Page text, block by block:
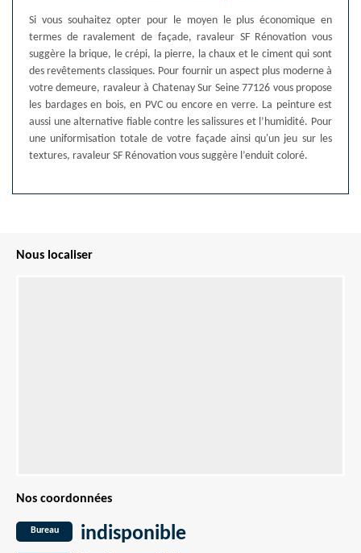
Si vous souhaitez opter pour le moyen le plus économique en
termes de ravalement de façade, ravaleur SF Rénovation vous
suggère la brique, le crépi, la pierre, la chaux et le ciment qui sont
des revêtements classiques. Pour fournir un aspect plus moderne à
votre demeure, ravaleur à Chatenay Sur Seine 77126 vous propose
les bardages en bois, en PVC ou encore en verre. La peinture est
aussi une alternative fiable contre les salissures et l’humidité. Pour
une uniformisation totale de votre façade ainsi qu'un jeu sur les
textures, ravaleur SF Rénovation vous suggère l’enduit coloré.
Nous localiser
Nos coordonnées
Bureau indisponible